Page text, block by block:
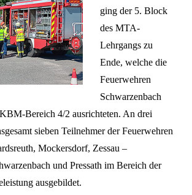
ging der 5. Block
des MTA-
Lehrgangs zu
Ende, welche die
Feuerwehren
Schwarzenbach
Bereich 4/2 ausrichteten. An drei
sieben Teilnehmer der Feuerwehren
Mockersdorf, Zessau –
und Pressath im Bereich der
ausgebildet.